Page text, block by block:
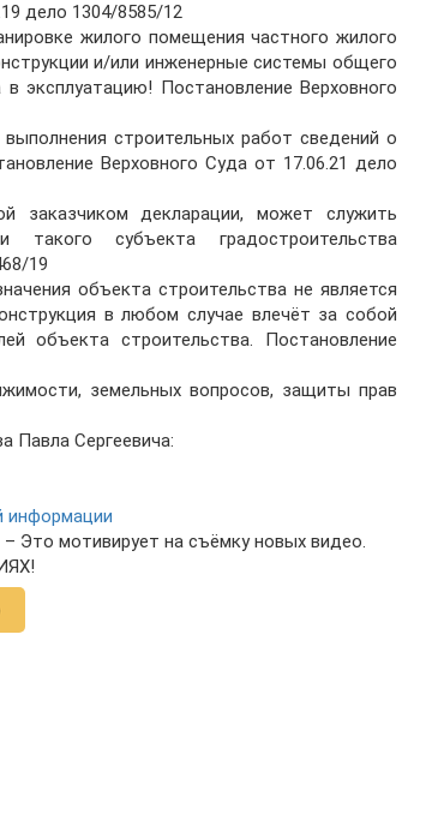
дело 1304/8585/12
жилого помещения частного жилого
и/или инженерные системы общего
эксплуатацию! Постановление Верховного
строительных работ сведений о
Верховного Суда от 17.06.21 дело
заказчиком декларации, может служить
субъекта градостроительства
19
объекта строительства не является
в любом случае влечёт за собой
объекта строительства. Постановление
земельных вопросов, защиты прав
Павла Сергеевича:
информации
мотивирует на съёмку новых видео.